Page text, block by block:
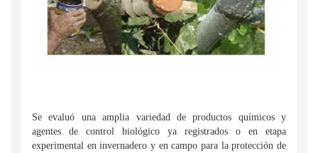
Se evaluó una amplia variedad de productos químicos y
agentes de control biológico ya registrados o en etapa
experimental en invernadero y en campo para la protección de